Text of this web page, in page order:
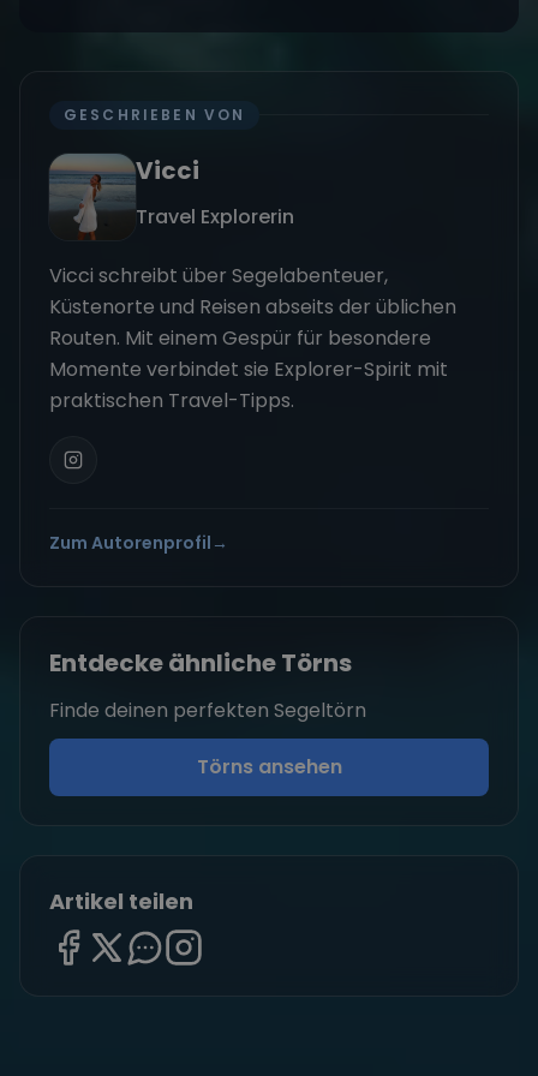
GESCHRIEBEN VON
Vicci
Travel Explorerin
Vicci schreibt über Segelabenteuer,
Küstenorte und Reisen abseits der üblichen
Routen. Mit einem Gespür für besondere
Momente verbindet sie Explorer-Spirit mit
praktischen Travel-Tipps.
Zum Autorenprofil →
Entdecke ähnliche Törns
Finde deinen perfekten Segeltörn
Törns ansehen
Artikel teilen